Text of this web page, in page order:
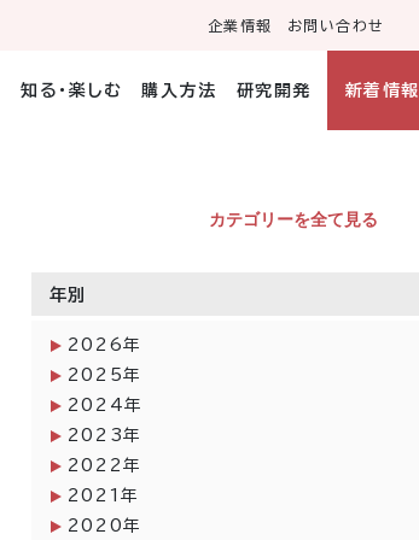
企業情報 お問い合わせ
知る・楽しむ 購入方法 研究開発 新着情報
カテゴリーを全て見る
年別
2026年
2025年
2024年
2023年
2022年
2021年
2020年